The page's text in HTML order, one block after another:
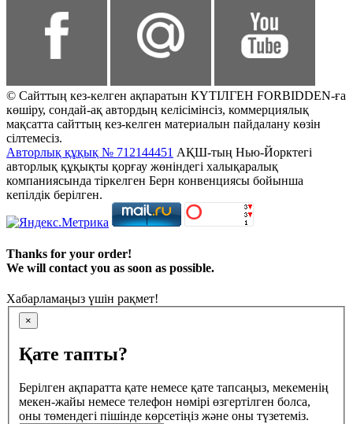
© Сайттың кез-келген ақпаратын КҮТІЛГЕН FORBIDDEN-ға
көшіру, сондай-ақ автордың келісімінсіз, коммерциялық
мақсатта сайттың кез-келген материалын пайдалану көзін
сілтемесіз.
Авторлық құқық № 712144451 АҚШ-тың Нью-Йорктегі
авторлық құқықты қорғау жөніндегі халықаралық
компаниясында тіркелген Берн конвенциясы бойынша
кепілдік берілген.
Thanks for your order!
We will contact you as soon as possible.
Хабарламаңыз үшін рақмет!
×
Қате тапты?
Берілген ақпаратта қате немесе қате тапсаңыз, мекеменің
мекен-жайы немесе телефон нөмірі өзгертілген болса,
оны төмендегі пішінде көрсетіңіз және оны түзетеміз.